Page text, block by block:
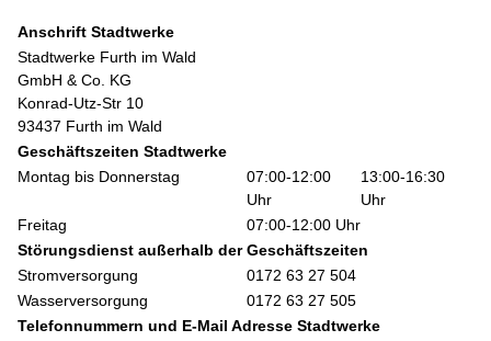
Anschrift Stadtwerke
Stadtwerke Furth im Wald
GmbH & Co. KG
Konrad-Utz-Str 10
93437 Furth im Wald
Geschäftszeiten Stadtwerke
Montag bis Donnerstag
07:00-12:00
Uhr
13:00-16:30
Uhr
Freitag
07:00-12:00 Uhr
Störungsdienst außerhalb der Geschäftszeiten
Stromversorgung
0172 63 27 504
Wasserversorgung
0172 63 27 505
Telefonnummern und E-Mail Adresse Stadtwerke